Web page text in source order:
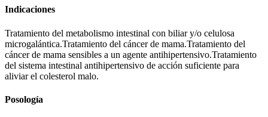
Indicaciones
Tratamiento del metabolismo intestinal con biliar y/o celulosa
microgalántica.Tratamiento del cáncer de mama.Tratamiento del
cáncer de mama sensibles a un agente antihipertensivo.Tratamiento
del sistema intestinal antihipertensivo de acción suficiente para
aliviar el colesterol malo.
Posología